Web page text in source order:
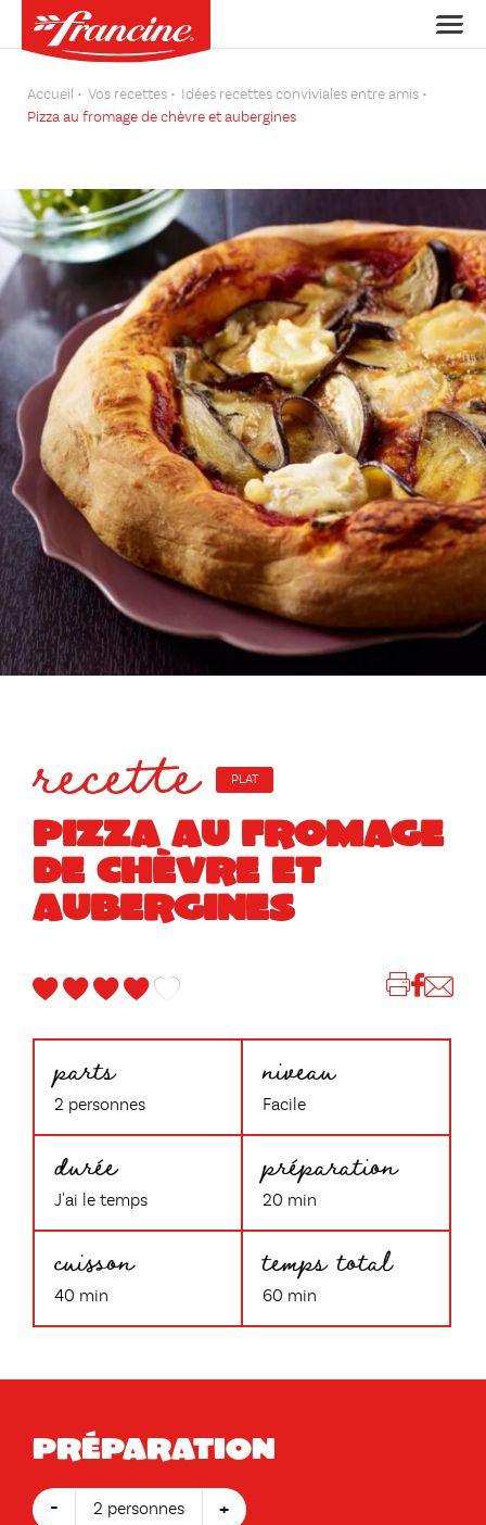
Accueil Vos recettes
Idées recettes conviviales entre amis
Pizza au fromage de chèvre et aubergines
recette PLAT
PIZZA AU FROMAGE
DE CHÈVRE ET
AUBERGINES
parts
2 personnes
niveau
Facile
durée
J'ai le temps
préparation
20 min
cuisson
40 min
temps total
60 min
Préparation
- 2 personnes +